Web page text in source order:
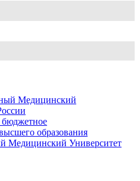
бюджетное
образования
Медицинский Университет